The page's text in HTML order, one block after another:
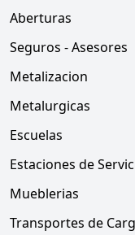
Aberturas
Seguros - Asesores
Metalizacion
Metalurgicas
Escuelas
Estaciones de
Mueblerias
Transportes de